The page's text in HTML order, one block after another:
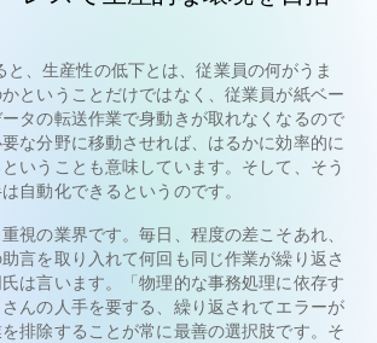
、生産性の低下とは、従業員の何がうま
ということだけではなく、従業員が紙ベー
タの転送作業で身動きが取れなくなるので
な分野に移動させれば、はるかに効率的に
いうことも意味しています。そして、そう
自動化できるというのです。
重視の業界です。毎日、程度の差こそあれ、
言を取り入れて何回も同じ作業が繰り返さ
は言います。「物理的な事務処理に依存す
んの人手を要する、繰り返されてエラーが
排除することが常に最善の選択肢です。そ